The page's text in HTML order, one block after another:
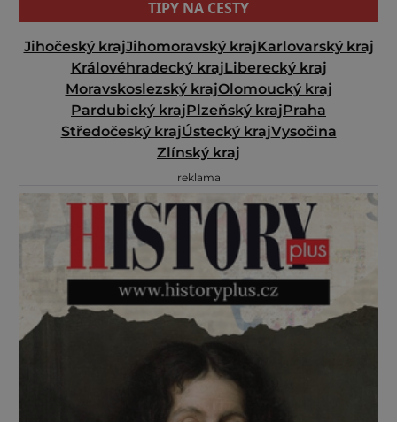
TIPY NA CESTY
Jihočeský krajJihomoravský krajKarlovarský kraj
Královéhradecký krajLiberecký kraj
Moravskoslezský krajOlomoucký kraj
Pardubický krajPlzeňský krajPraha
Středočeský krajÚstecký krajVysočina
Zlínský kraj
reklama